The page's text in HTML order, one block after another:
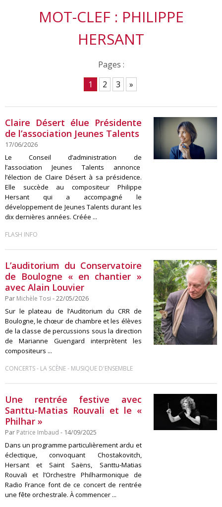
MOT-CLEF : PHILIPPE
HERSANT
Pages :
1
2 3 »
Claire Désert élue Présidente
de l’association Jeunes Talents
17/06/2026
Le Conseil d’administration de
l’association Jeunes Talents annonce
l’élection de Claire Désert à sa présidence.
Elle succède au compositeur Philippe
Hersant qui a accompagné le
développement de Jeunes Talents durant les
dix dernières années. Créée ...
FLASH INFO
L’auditorium du Conservatoire
de Boulogne « en chantier »
avec Alain Louvier
Par Michèle Tosi - 22/05/2026
Sur le plateau de l’Auditorium du CRR de
Boulogne, le chœur de chambre et les élèves
de la classe de percussions sous la direction
de Marianne Guengard interprètent les
compositeurs ...
CONCERTS- LA SCÈNE- MUSIQUE D'ENSEMBLE
Une rentrée festive avec
Santtu-Matias Rouvali et le «
Philhar »
Par Patrice Imbaud - 14/09/2025
Dans un programme particulièrement ardu et
éclectique, convoquant Chostakovitch,
Hersant et Saint Saëns, Santtu-Matias
Rouvali et l’Orchestre Philharmonique de
Radio France font de ce concert de rentrée
une fête orchestrale. À commencer ...